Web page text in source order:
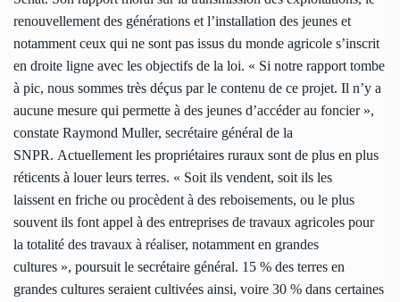
renouvellement des générations et l’installation des jeunes et
notamment ceux qui ne sont pas issus du monde agricole s’inscrit
en droite ligne avec les objectifs de la loi. « Si notre rapport tombe
à pic, nous sommes très déçus par le contenu de ce projet. Il n’y a
aucune mesure qui permette à des jeunes d’accéder au foncier »,
constate Raymond Muller, secrétaire général de la
SNPR. Actuellement les propriétaires ruraux sont de plus en plus
réticents à louer leurs terres. « Soit ils vendent, soit ils les
laissent en friche ou procèdent à des reboisements, ou le plus
souvent ils font appel à des entreprises de travaux agricoles pour
la totalité des travaux à réaliser, notamment en grandes
cultures », poursuit le secrétaire général. 15 % des terres en
grandes cultures seraient cultivées ainsi, voire 30 % dans certaines